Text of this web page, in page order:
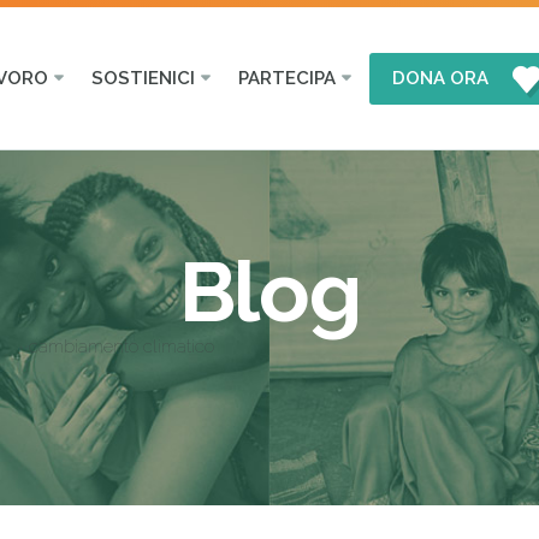
SOSTIENICI PARTECIPA DONA ORA
Blog
cambiamento climatico